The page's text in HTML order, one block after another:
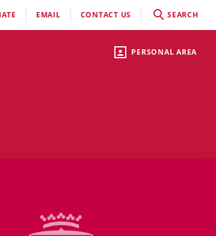
PERSONAL AREA
EMAIL CONTACT US SEARCH